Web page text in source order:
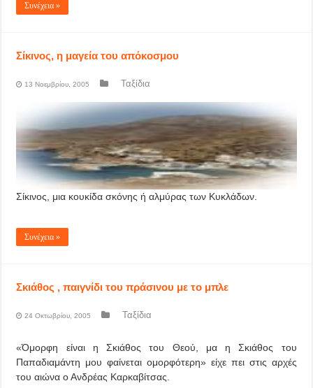
Συνέχεια »
Σίκινος, η μαγεία του απόκοσμου
13 Νοεμβρίου, 2005 Ταξίδια
Σίκινος, μια κουκίδα σκόνης ή αλμύρας των Κυκλάδων.
Συνέχεια »
Σκιάθος , παιγνίδι του πράσινου με το μπλε
24 Οκτωβρίου, 2005 Ταξίδια
«Όμορφη είναι η Σκιάθος του Θεού, μα η Σκιάθος του
Παπαδιαμάντη μου φαίνεται ομορφότερη» είχε πει στις αρχές
του αιώνα ο Ανδρέας Καρκαβίτσας.